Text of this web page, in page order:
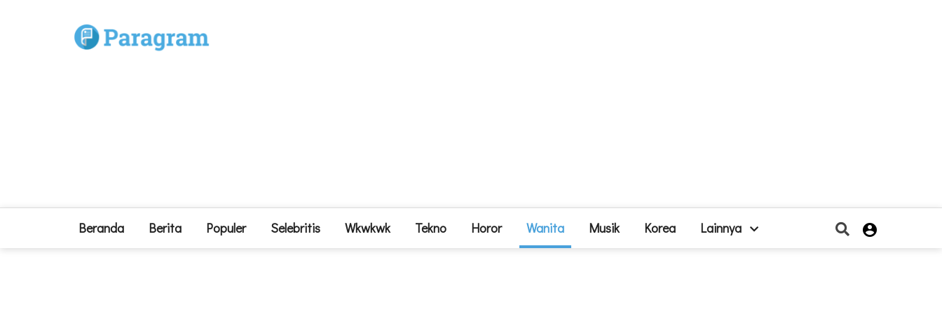
Beranda Berita Populer Selebritis Wkwkwk Tekno Horor Wanita Musik Korea Lainnya 